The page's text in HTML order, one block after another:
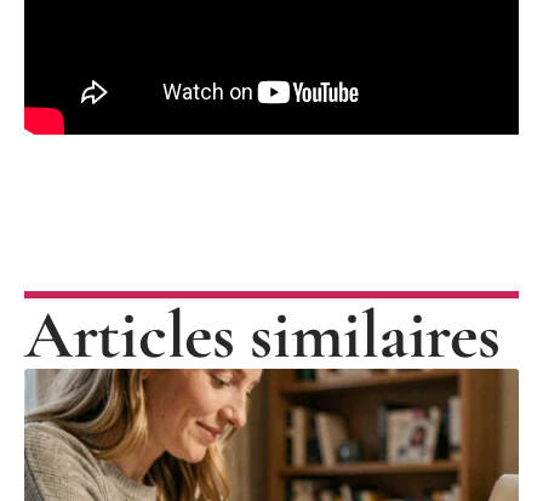
Articles similaires